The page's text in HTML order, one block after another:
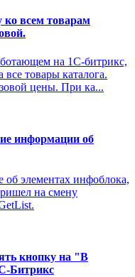
ко всем товарам
на 1С-битрикс,
товары каталога.
цены. При ка...
информации об
об элементах инфоблока,
на смену
кнопку на "В
Битрикс